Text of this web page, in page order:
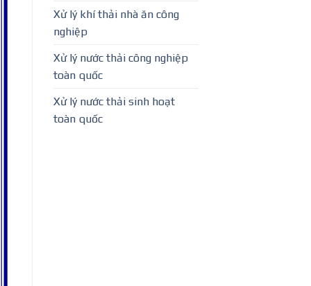
Xử lý khí thải nhà ăn công
nghiệp
Xử lý nước thải công nghiệp
toàn quốc
Xử lý nước thải sinh hoạt
toàn quốc